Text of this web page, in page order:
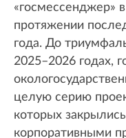
«госмессенджер»
протяжении
года. До
2025–2026 годах,
целую серию
которых
корпоративными